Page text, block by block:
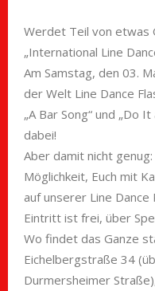
Werdet Teil von etwas
„International Line
Am Samstag, den 03.
der Welt Line Dance
„A Bar Song“ und „Do
dabei!
Aber damit nicht
Möglichkeit, Euch mit
auf unserer Line
Eintritt ist frei, über
Wo findet das Ganze
Eichelbergstraße 34
Durmersheimer